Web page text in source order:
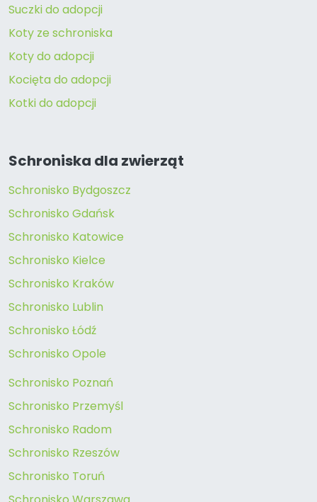
Suczki do adopcji
Koty ze schroniska
Koty do adopcji
Kocięta do adopcji
Kotki do adopcji
Schroniska dla zwierząt
Schronisko Bydgoszcz
Schronisko Gdańsk
Schronisko Katowice
Schronisko Kielce
Schronisko Kraków
Schronisko Lublin
Schronisko Łódź
Schronisko Opole
Schronisko Poznań
Schronisko Przemyśl
Schronisko Radom
Schronisko Rzeszów
Schronisko Toruń